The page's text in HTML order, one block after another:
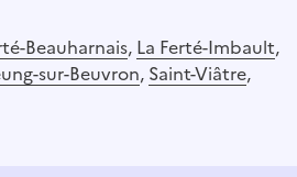
Beauharnais, La Ferté-Imbault,
sur-Beuvron, Saint-Viâtre,